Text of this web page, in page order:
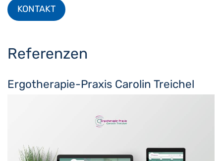
KONTAKT
Referenzen
Ergotherapie-Praxis Carolin Treichel